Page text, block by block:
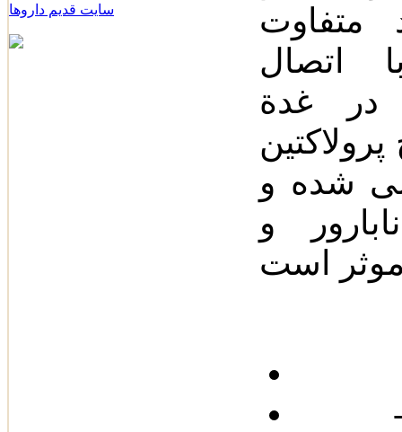
سايت قديم داروها
متفاوت
اتصال
در غدة
شده و
و
ثانوی‌،